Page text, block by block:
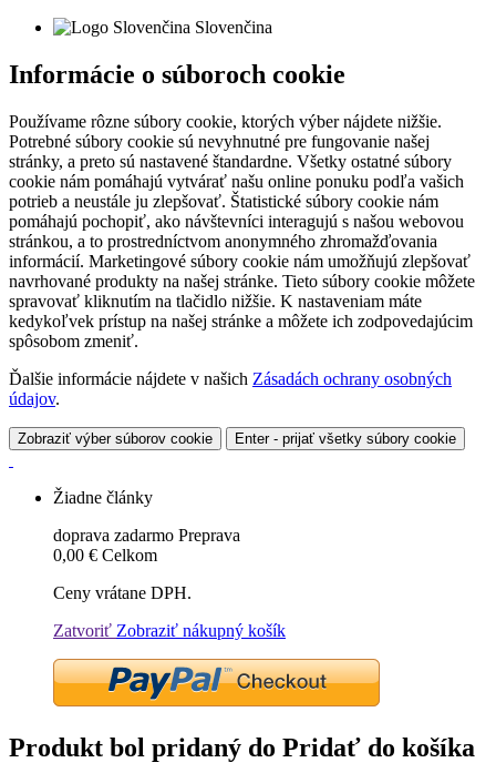
Slovenčina
Informácie o súboroch cookie
Používame rôzne súbory cookie, ktorých výber nájdete nižšie.
Potrebné súbory cookie sú nevyhnutné pre fungovanie našej
stránky, a preto sú nastavené štandardne. Všetky ostatné súbory
cookie nám pomáhajú vytvárať našu online ponuku podľa vašich
potrieb a neustále ju zlepšovať. Štatistické súbory cookie nám
pomáhajú pochopiť, ako návštevníci interagujú s našou webovou
stránkou, a to prostredníctvom anonymného zhromažďovania
informácií. Marketingové súbory cookie nám umožňujú zlepšovať
navrhované produkty na našej stránke. Tieto súbory cookie môžete
spravovať kliknutím na tlačidlo nižšie. K nastaveniam máte
kedykoľvek prístup na našej stránke a môžete ich zodpovedajúcim
spôsobom zmeniť.
Ďalšie informácie nájdete v našich Zásadách ochrany osobných
údajov.
Zobraziť výber súborov cookie Enter - prijať všetky súbory cookie
Žiadne články
doprava zadarmo Preprava
0,00 € Celkom
Ceny vrátane DPH.
Zatvoriť Zobraziť nákupný košík
Produkt bol pridaný do Pridať do košíka